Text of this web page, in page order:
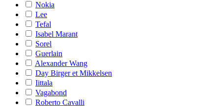
Nokia
Lee
Tefal
Isabel Marant
Sorel
Guerlain
Alexander Wang
Day Birger et Mikkelsen
Iittala
Vagabond
Roberto Cavalli